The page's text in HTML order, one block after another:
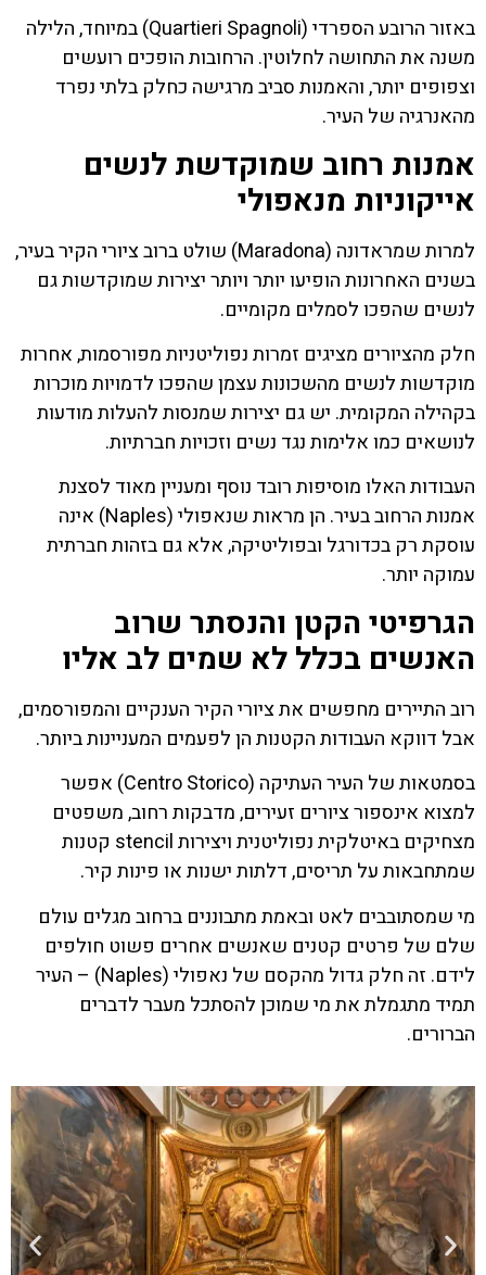
באזור הרובע הספרדי (Quartieri Spagnoli) במיוחד, הלילה
משנה את התחושה לחלוטין. הרחובות הופכים רועשים
וצפופים יותר, והאמנות סביב מרגישה כחלק בלתי נפרד
מהאנרגיה של העיר.
אמנות רחוב שמוקדשת לנשים
אייקוניות מנאפולי
למרות שמראדונה (Maradona) שולט ברוב ציורי הקיר בעיר,
בשנים האחרונות הופיעו יותר ויותר יצירות שמוקדשות גם
לנשים שהפכו לסמלים מקומיים.
חלק מהציורים מציגים זמרות נפוליטניות מפורסמות, אחרות
מוקדשות לנשים מהשכונות עצמן שהפכו לדמויות מוכרות
בקהילה המקומית. יש גם יצירות שמנסות להעלות מודעות
לנושאים כמו אלימות נגד נשים וזכויות חברתיות.
העבודות האלו מוסיפות רובד נוסף ומעניין מאוד לסצנת
אמנות הרחוב בעיר. הן מראות שנאפולי (Naples) אינה
עוסקת רק בכדורגל ובפוליטיקה, אלא גם בזהות חברתית
עמוקה יותר.
הגרפיטי הקטן והנסתר שרוב
האנשים בכלל לא שמים לב אליו
רוב התיירים מחפשים את ציורי הקיר הענקיים והמפורסמים,
אבל דווקא העבודות הקטנות הן לפעמים המעניינות ביותר.
בסמטאות של העיר העתיקה (Centro Storico) אפשר
למצוא אינספור ציורים זעירים, מדבקות רחוב, משפטים
מצחיקים באיטלקית נפוליטנית ויצירות stencil קטנות
שמתחבאות על תריסים, דלתות ישנות או פינות קיר.
מי שמסתובבים לאט ובאמת מתבוננים ברחוב מגלים עולם
שלם של פרטים קטנים שאנשים אחרים פשוט חולפים
לידם. זה חלק גדול מהקסם של נאפולי (Naples) – העיר
תמיד מתגמלת את מי שמוכן להסתכל מעבר לדברים
הברורים.